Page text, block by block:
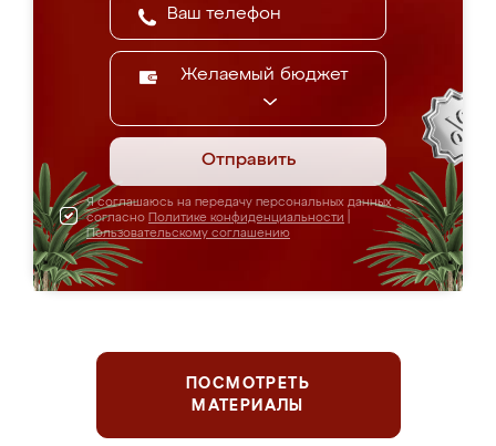
Желаемый бюджет
Отправить
Я соглашаюсь на передачу персональных данных
согласно Политике конфиденциальности
Пользовательскому соглашению
ПОСМОТРЕТЬ
МАТЕРИАЛЫ